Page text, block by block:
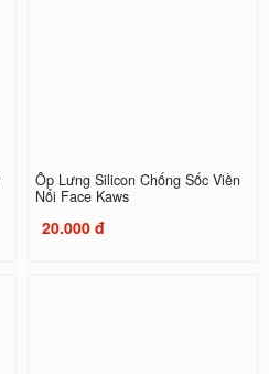
Ốp Lưng Silicon Chống Sốc Viền
Nổi Face Kaws
20.000 đ